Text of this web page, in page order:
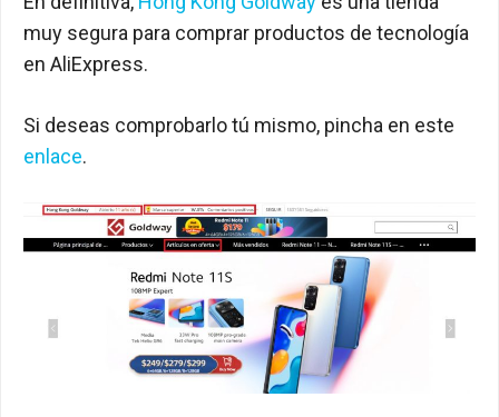
muy segura para comprar productos de tecnología
en AliExpress.
Si deseas comprobarlo tú mismo, pincha en este
enlace.